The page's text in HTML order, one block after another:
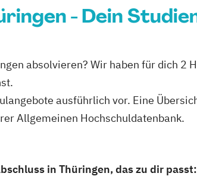
- Dein
absolvieren? Wir haben für dich 2
ausführlich vor. Eine
Allgemeinen Hochschuldatenbank.
in Thüringen, das zu dir passt: